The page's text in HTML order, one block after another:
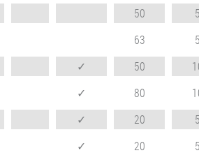
50
63
✓ 50
✓ 80
✓ 20
✓ 20